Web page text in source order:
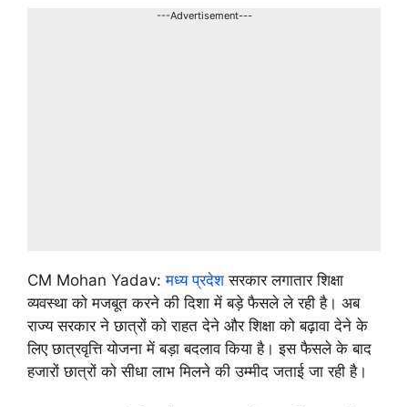
---Advertisement---
CM Mohan Yadav:मध्य प्रदेशसरकार लगातार शिक्षा
व्यवस्था को मजबूत करने की दिशा में बड़े फैसले ले रही है। अब
राज्य सरकार ने छात्रों को राहत देने और शिक्षा को बढ़ावा देने के
लिए छात्रवृत्ति योजना में बड़ा बदलाव किया है। इस फैसले के बाद
हजारों छात्रों को सीधा लाभ मिलने की उम्मीद जताई जा रही है।